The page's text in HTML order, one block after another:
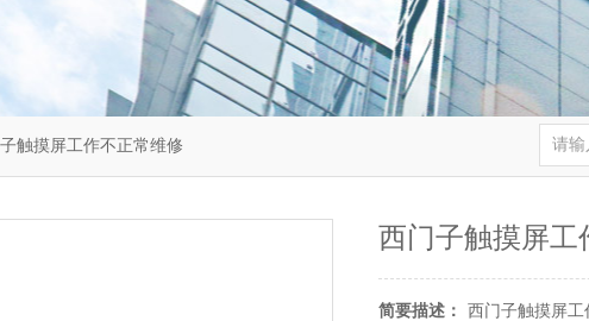
触摸屏工作不正常维修
西门子触摸屏工
简要描述：
西门子触摸屏工